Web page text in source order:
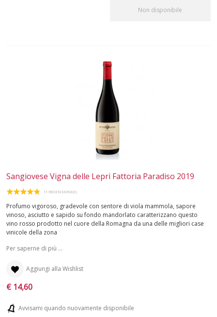
TROVAIL TUO VINO
Non disponibile
Sangiovese Vigna delle Lepri Fattoria Paradiso 2019
11 RECENSIONE(I)
Profumo vigoroso, gradevole con sentore di viola mammola, sapore
vinoso, asciutto e sapido su fondo mandorlato caratterizzano questo
vino rosso prodotto nel cuore della Romagna da una delle migliori case
vinicole della zona
Per saperne di più ...
Aggiungi alla Wishlist
€ 14,60
Avvisami quando nuovamente disponibile